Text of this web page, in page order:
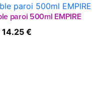
paroi 500ml EMPIRE
14.25 €